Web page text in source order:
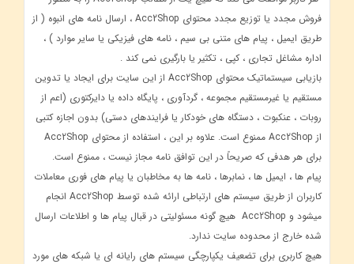
فروش مجدد یا توزیع مجدد محتوای Acc2Shop ، ارسال نامه های انبوه ( از
طریق ایمیل ، پیام های متنی بی سیم ، نامه های فیزیکی یا سایر موارد ) ،
اداره مشاغل تجاری ، کپی ، تکثیر یا بارگیری نمی کند .
بازیابی سیستماتیک محتوای Acc2Shop از این سایت برای ایجاد یا تدوین
مستقیم یا غیرمستقیم مجموعه ، گردآوری ، پایگاه داده یا دایرکتوری (اعم از
روبات ، عنکبوت ، دستگاه های خودکار یا فرایندهای دستی) بدون اجازه کتبی
از Acc2Shop ممنوع است. علاوه بر این ، استفاده از محتوای Acc2Shop
برای هر هدفی که صریحاً در این توافق نامه مجاز نیست ، ممنوع است.
پیام ها ، ایمیل ها ، نمابرها ، نامه ها به مخاطبان یا پیام های فوری معاملات
کاربران از طریق سیستم های ارتباطی ارائه شده توسط Acc2Shop انجام
میشود و Acc2Shop هیچ گونه مسئولیتی در قبال پیام ها و اطلاعات ارسال
شده خارج از محدوده سایت ندارد.
هیچ کاربری برای تضعیف یکپارچگی سیستم های رایانه ای یا شبکه های مورد